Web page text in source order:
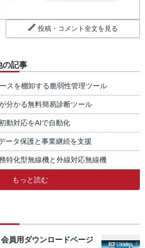
投稿・コメント全文を見る
の記事
スを棚卸する脆弱性管理ツール
分かる無料簡易診断ツール
動対応をAIで自動化
ータ保護と事業継続を支援
特化型無線機と外線対応無線機
もっと読む
員用ダウンロードページ